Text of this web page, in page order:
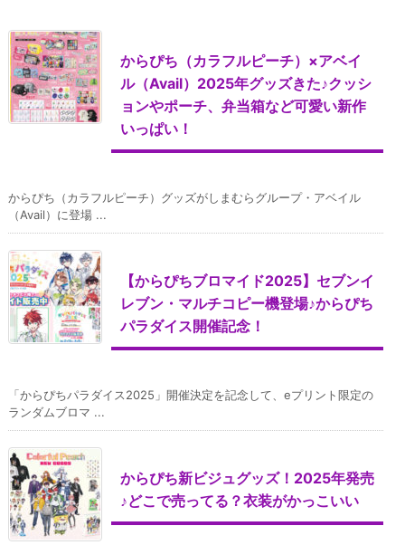
からぴち（カラフルピーチ）×アベイ
ル（Avail）2025年グッズきた♪クッシ
ョンやポーチ、弁当箱など可愛い新作
いっぱい！
からぴち（カラフルピーチ）グッズがしまむらグループ・アベイル
（Avail）に登場 ...
【からぴちブロマイド2025】セブンイ
レブン・マルチコピー機登場♪からぴち
パラダイス開催記念！
「からぴちパラダイス2025」開催決定を記念して、eプリント限定の
ランダムブロマ ...
からぴち新ビジュグッズ！2025年発売
♪どこで売ってる？衣装がかっこいい